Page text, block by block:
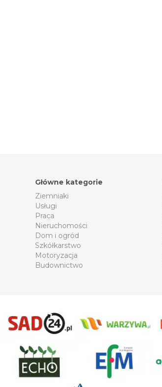
Główne kategorie
Ziemniaki
Usługi
Praca
Nieruchomości
Dom i ogród
Szkółkarstwo
Motoryzacja
Budownictwo